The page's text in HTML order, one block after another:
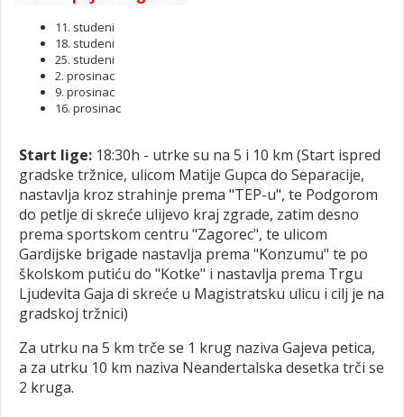
11. studeni
18. studeni
25. studeni
2. prosinac
9. prosinac
16. prosinac
Start lige: 18:30h - utrke su na 5 i 10 km (Start ispred
gradske tržnice, ulicom Matije Gupca do Separacije,
nastavlja kroz strahinje prema "TEP-u", te Podgorom
do petlje di skreće ulijevo kraj zgrade, zatim desno
prema sportskom centru "Zagorec", te ulicom
Gardijske brigade nastavlja prema "Konzumu" te po
školskom putiću do "Kotke" i nastavlja prema Trgu
Ljudevita Gaja di skreće u Magistratsku ulicu i cilj je na
gradskoj tržnici)
Za utrku na 5 km trče se 1 krug naziva Gajeva petica,
a za utrku 10 km naziva Neandertalska desetka trči se
2 kruga.